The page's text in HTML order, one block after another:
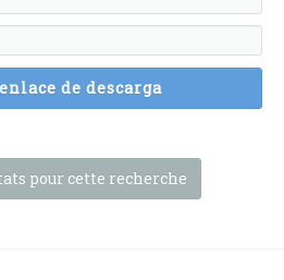
de descarga
pour cette recherche